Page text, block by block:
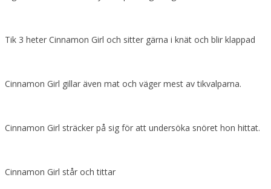
Tik 3 heter Cinnamon Girl och sitter gärna i knät och blir klappad
Cinnamon Girl gillar även mat och väger mest av tikvalparna.
Cinnamon Girl sträcker på sig för att undersöka snöret hon hittat.
Cinnamon Girl står och tittar